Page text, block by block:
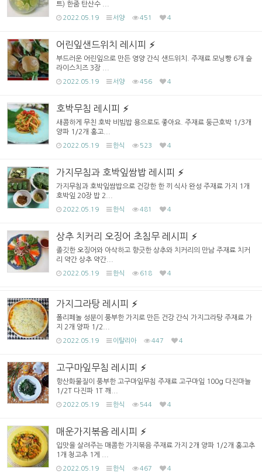
트) 한줌 탄산수 ...
2022.05.19 서양 451 4
어린잎샌드위치 레시피
부드러운 어린잎으로 만든 영양 간식 샌드위치. 주재료 모닝빵 6개 슬
라이스치즈 3장 ...
2022.05.19 서양 456 4
호박무침 레시피
새콤하게 무친 호박 비빔밥 용으로도 좋아요. 주재료 둥근호박 1/3개
양파 1/2개 홍고...
2022.05.19 한식 523 4
가지무침과 호박잎쌈밥 레시피
가지무침과 호박잎쌈밥으로 건강한 한 끼 식사 완성 주재료 가지 1개
호박잎 20장 밥 2...
2022.05.19 한식 481 4
상추 치커리 오징어 초침무 레시피
졸깃한 오징어와 아삭하고 향긋한 상추와 치커리의 만남 주재료 치커
리 약간 상추 약간...
2022.05.19 한식 618 4
가지그라탕 레시피
폴리페놀 성분이 풍부한 가지로 만든 건강 간식 가지그라탕 주재료 가
지 2개 양파 1/2...
2022.05.19 이탈리아 447 4
고구마잎무침 레시피
항산화물질이 풍부한 고구마잎무침 주재료 고구마잎 100g 다진마늘
1/2T 다진파 1T 깨...
2022.05.19 한식 544 4
매운가지볶음 레시피
입맛을 살려주는 매콤한 가지볶음 주재료 가지 2개 양파 1/2개 홍고추
1개 청고추 1게 ...
2022.05.19 한식 467 4